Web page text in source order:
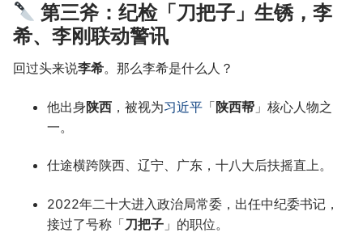
第三斧：纪检「刀把子」生锈，李
希、李刚联动警讯
回过头来说李希。那么李希是什么人？
他出身陕西，被视为习近平「陕西帮」核心人物之
一。
仕途横跨陕西、辽宁、广东，十八大后扶摇直上。
2022年二十大进入政治局常委，出任中纪委书记，
接过了号称「刀把子」的职位。